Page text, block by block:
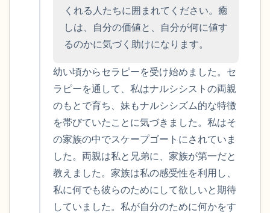
くれる人たちに囲まれてください。癒
しは、自分の価値と、自分が何に値す
るのかに気づく助けになります。
幼い頃からセラピーを受け始めました。セ
ラピーを通して、私はナルシシストの両親
のもとで育ち、妹もナルシシズム的な特徴
を帯びていたことに気づきました。私はそ
の家族の中でスケープゴートにされていま
した。両親は私と兄弟に、家族が第一だと
教えました。家族は私の感受性を利用し、
私に何でも彼らのためにして欲しいと期待
していました。私が自分のために何かをす